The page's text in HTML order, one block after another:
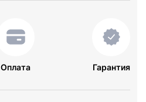
Оплата Гарантия